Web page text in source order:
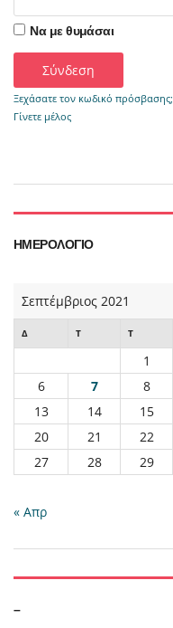
Να με θυμάσαι
Ξεχάσατε τον κωδικό πρόσβασης;
Γίνετε μέλος
ΗΜΕΡΟΛΌΓΙΟ
Σεπτέμβριος 2021
Δ Τ Τ
1
6
7 8
13
14 15
20
21 22
27
28 29
« Απρ
–